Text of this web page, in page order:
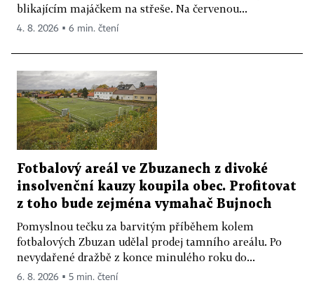
blikajícím majáčkem na střeše. Na červenou...
4. 8. 2026 ▪ 6 min. čtení
Fotbalový areál ve Zbuzanech z divoké
insolvenční kauzy koupila obec. Profitovat
z toho bude zejména vymahač Bujnoch
Pomyslnou tečku za barvitým příběhem kolem
fotbalových Zbuzan udělal prodej tamního areálu. Po
nevydařené dražbě z konce minulého roku do...
6. 8. 2026 ▪ 5 min. čtení